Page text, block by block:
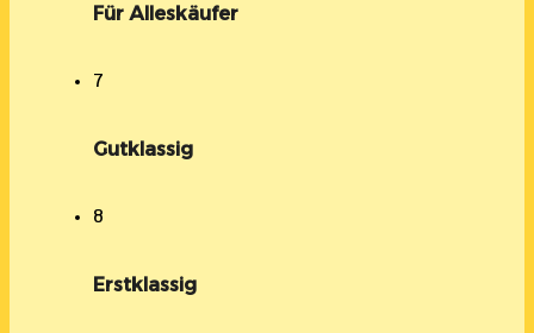
Für Alleskäufer
7
Gutklassig
8
Erstklassig